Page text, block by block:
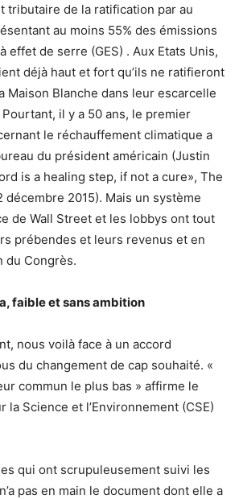
tributaire de la ratification par au
au moins 55% des émissions
effet de serre (GES) . Aux Etats Unis,
déjà haut et fort qu’ils ne ratifieront
Maison Blanche dans leur escarcelle
il y a 50 ans, le premier
le réchauffement climatique a
du président américain (Justin
is a healing step, if not a cure», The
décembre 2015). Mais un système
de Wall Street et les lobbys ont tout
prébendes et leurs revenus et en
du Congrès.
faible et sans ambition
nous voilà face à un accord
du changement de cap souhaité. «
commun le plus bas » affirme le
la Science et l’Environnement (CSE)
qui ont scrupuleusement suivi les
pas en main le document dont elle a